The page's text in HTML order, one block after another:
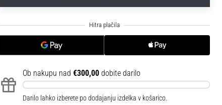
Ob nakupu nad €300,00 dobite darilo
Darilo lahko izberete po dodajanju izdelka v košarico.